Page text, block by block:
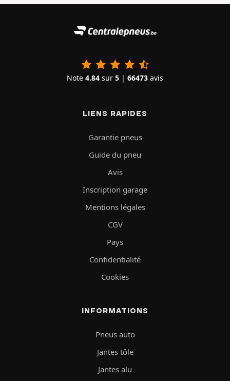
Note 4.84 sur 5 | 66473 avis
LIENS RAPIDES
Garantie pneus
Guide du pneu
Avis
Inscription garage
Mentions légales
CGV
Pays
Confidentialité
Cookies
INFORMATIONS
Pneus auto
Jantes tôle
Jantes alu